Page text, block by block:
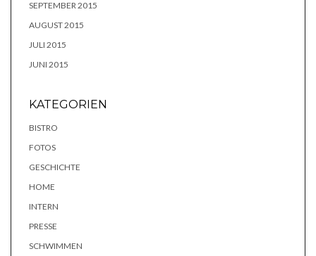
SEPTEMBER 2015
AUGUST 2015
JULI 2015
JUNI 2015
KATEGORIEN
BISTRO
FOTOS
GESCHICHTE
HOME
INTERN
PRESSE
SCHWIMMEN